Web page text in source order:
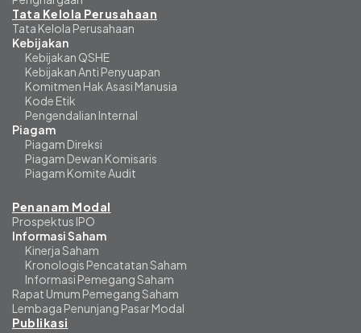
Tata Kelola Perusahaan
Tata Kelola Perusahaan
Kebijakan
Kebijakan QSHE
Kebijakan Anti Penyuapan
Komitmen Hak Asasi Manusia
Kode Etik
Pengendalian Internal
Piagam
Piagam Direksi
Piagam Dewan Komisaris
Piagam Komite Audit
Penanam Modal
Prospektus IPO
Informasi Saham
Kinerja Saham
Kronologis Pencatatan Saham
Informasi Pemegang Saham
Rapat Umum Pemegang Saham
Lembaga Penunjang Pasar Modal
Publikasi